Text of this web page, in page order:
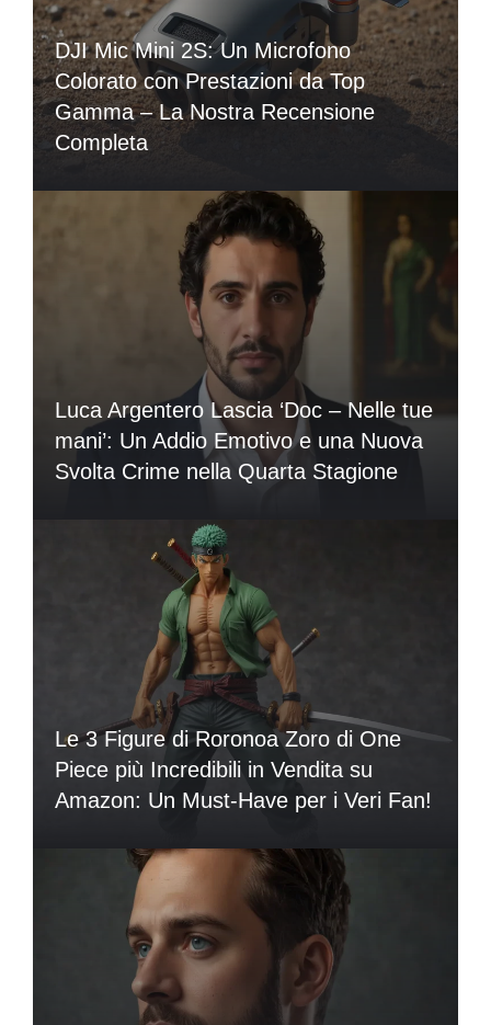
DJI Mic Mini 2S: Un Microfono
Colorato con Prestazioni da Top
Gamma – La Nostra Recensione
Completa
Luca Argentero Lascia ‘Doc – Nelle tue
mani’: Un Addio Emotivo e una Nuova
Svolta Crime nella Quarta Stagione
Le 3 Figure di Roronoa Zoro di One
Piece più Incredibili in Vendita su
Amazon: Un Must-Have per i Veri Fan!